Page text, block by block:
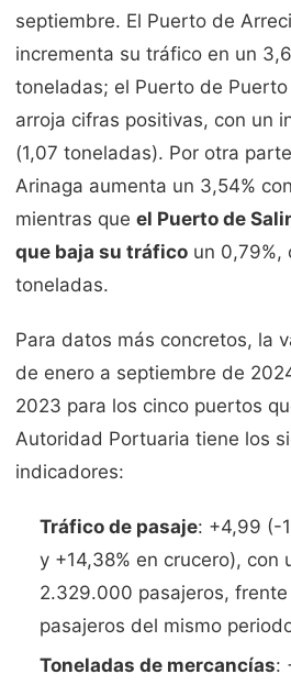
septiembre. El Puerto de
incrementa su tráfico en un
toneladas; el Puerto de
arroja cifras positivas, con un
(1,07 toneladas). Por otra
Arinaga aumenta un 3,54%
mientras que el Puerto de
que baja su tráfico un 0,79%,
toneladas.
Para datos más concretos, la
de enero a septiembre de
2023 para los cinco puertos
Autoridad Portuaria tiene los
indicadores:
Tráfico de pasaje: +4,99 (-
y +14,38% en crucero), con
2.329.000 pasajeros,
pasajeros del mismo
Toneladas de mercancías: